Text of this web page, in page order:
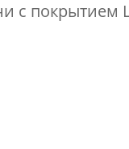
с покрытием